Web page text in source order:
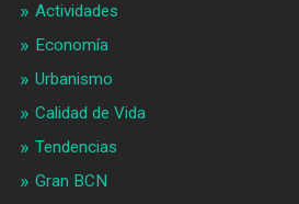
Actividades
Economía
Urbanismo
Calidad de Vida
Tendencias
Gran BCN